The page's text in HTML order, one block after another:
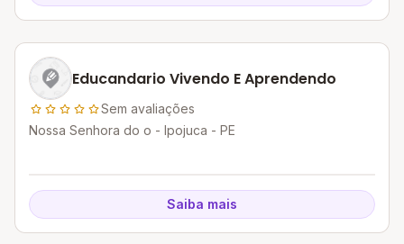
Educandario Vivendo E Aprendendo
Sem avaliações
Nossa Senhora do o - Ipojuca - PE
Saiba mais